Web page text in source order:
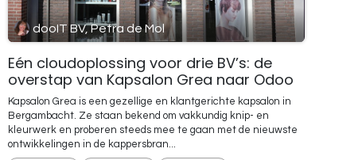
dooIT BV, Petra de Mol
Eén cloudoplossing voor drie BV’s: de
overstap van Kapsalon Grea naar Odoo
Kapsalon Grea is een gezellige en klantgerichte kapsalon in
Bergambacht. Ze staan bekend om vakkundig knip- en
kleurwerk en proberen steeds mee te gaan met de nieuwste
ontwikkelingen in de kappersbran...